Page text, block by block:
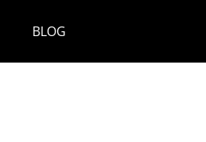
BLOG